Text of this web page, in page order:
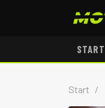
START
Start /